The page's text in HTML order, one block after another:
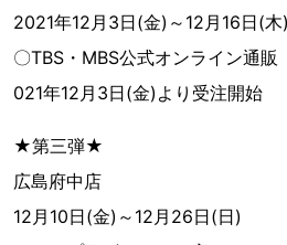
2021年12月3日(金)～12月16日(木)
〇TBS・MBS公式オン
021年12月3日(金)より受注開始
★第三弾★
広島府中店 期
12月10日(金)～12月26日(日)